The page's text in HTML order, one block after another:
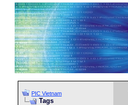
PIC Vietnam
Tags